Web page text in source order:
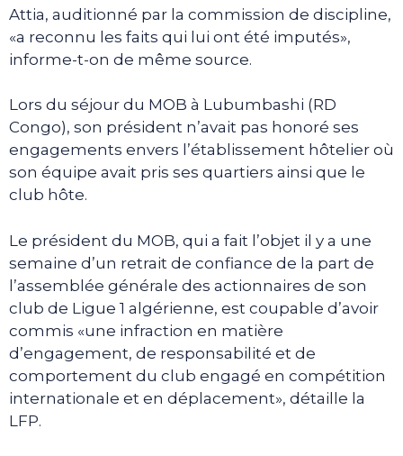
Attia, auditionné par la commission de discipline,
«a reconnu les faits qui lui ont été imputés»,
informe-t-on de même source.
Lors du séjour du MOB à Lubumbashi (RD
Congo), son président n’avait pas honoré ses
engagements envers l’établissement hôtelier où
son équipe avait pris ses quartiers ainsi que le
club hôte.
Le président du MOB, qui a fait l’objet il y a une
semaine d’un retrait de confiance de la part de
l’assemblée générale des actionnaires de son
club de Ligue 1 algérienne, est coupable d’avoir
commis «une infraction en matière
d’engagement, de responsabilité et de
comportement du club engagé en compétition
internationale et en déplacement», détaille la
LFP.